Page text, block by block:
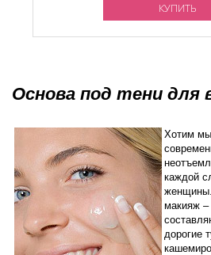
КУПИТЬ
Основа под тени для
Хотим мы
каждой
макияж –
дорогие